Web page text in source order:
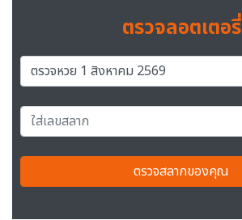
ตรวจลอตเตอรี่
ตรวจสลากของคุณ